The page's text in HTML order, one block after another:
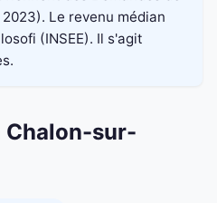
Le revenu médian
(INSEE). Il s'agit
Chalon-sur-